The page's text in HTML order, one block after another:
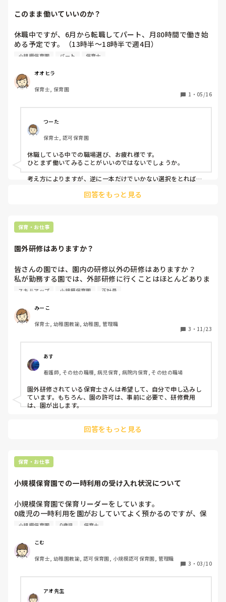
このまま働いていいのか？
休職中ですが、6月から転職してパート、月80時間で働き始
める予定です。（13時半〜18時半で週4日）
に合うところがなく苦戦しています。
いずれは保育士一本でやっていきたいのですが、保育園側が
現在昼の時間帯の保育士が充実しているし、子どもも今後増
えるかわからないから時間を伸ばすのは確定ではないと言わ
れました。
最初求人の記載では一日7時間勤務となっていましたが打ち
合わせの段階で段々と話が変わり今こうなってます。
2ヶ月目からは時間を伸ばすと言われてたもののそれが今と
なっては確定ではないと言われ、ちょっとずつ不信感を抱い
園の規模や、保育観ではとても共感を得てもらっていたり、
家から近いというのもあるので条件面だけで辞退するのは勿
体無いと感じます、ただ体力的にも負担的にもダブルワーク
は厳しいので…
小規模保育園 パート 保育士
オオヒラ
保育士, 保育園
1 ・ 05/16
つーた
保育士, 認可保育園
休職している中での職場選び、お疲れ様です。
ひとまず働いてみることがいいのではないでしょうか。
考え方によりますが、逆に一本だけでいかない選択をとれば、
結局、正社員で働くとなればフルタイムになって他を考えよう
他の職業半分のダブルワークで収入を得る方法もあるか？など
と。
自分にとって、いい保育環境や状況になってくれば、そこでフ
様子を見ながら…といったかたちで。
子どもも今後増えるかわからない、って理由はよくわかりませ
んが。
云々がまぁ気にするのでしょうけど。
現状、一時的に収入が少なくなっても生活が賄える状況である
ならば、半日勤務で1ヶ月でも2週間でも様子を見てみるのもひ
とつかなと。
もし確認可能なのであれば、子どもが増える場合と増えない場
合でいつからどんな風になるという考えなのか、詳しく聞いて
みてもいいかもですね。
なんか、曖昧な部分がありますし。
内定をいただきましてありがとうございます、いくつかあらた
めて確認したいことがありまして…みたいな。
考えてしまいますよね。
回答をもっと見る
保育・お仕事
園外研修はありますか？
皆さんの園では、園内の研修以外の研修はありますか？
私が勤務する園では、外部研修に行くことはほとんどありま
せん。その為、適切な対応や新しい情報を得る場がほとんど
す…。
スキルアップ 小規模保育園 正社員
みーこ
保育士, 幼稚園教諭, 幼稚園, 管理職
3 ・ 11/23
あす
看護師, その他の職種, 病児保育, 病院内保育, その他の職場
園外研修されている保育士さんは希望して、自分で申し込みし
ています。もちろん、園の許可は、事前に必要で、研修費用
は、園が出します。
回答をもっと見る
保育・お仕事
小規模保育園での一時利用の受け入れ状況について
小規模保育園で保育リーダーをしています。
0歳児の一時利用を園がおしていてよく預かるのですが、保
育の準備や在園の子どもたちのこともありなかなか大変…
す。
みなさんの園では一時利用どの位受け入れをしていますか？
小規模保育園 0歳児 保育士
こむ
保育士, 幼稚園教諭, 認可保育園, 小規模認可保育園, 管理職
3 ・ 03/10
アオ先生